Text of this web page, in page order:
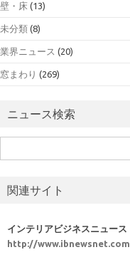
壁・床 (13)
未分類 (8)
業界ニュース (20)
窓まわり (269)
ニュース検索
索:
関連サイト
インテリアビジネスニュース
http://www.ibnewsnet.com